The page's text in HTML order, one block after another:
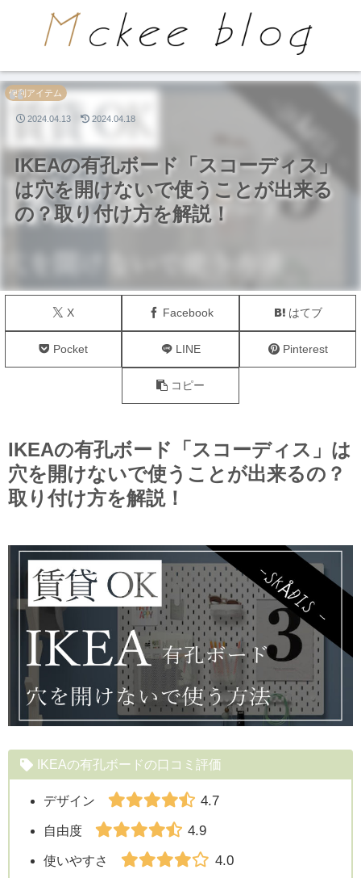
PR
IKEAの有孔ボード「スコーディス」
は穴を開けないで使うことが出来る
の？取り付け方を解説！
便利アイテム
X Facebook はてブ
Pocket LINE Pinterest
コピー
2024.04.13 2024.04.18
IKEAの有孔ボード「スコーディス」は
穴を開けないで使うことが出来るの？
取り付け方を解説！
IKEAの有孔ボードの口コミ評価
デザイン 4.7
自由度 4.9
使いやすさ 4.0